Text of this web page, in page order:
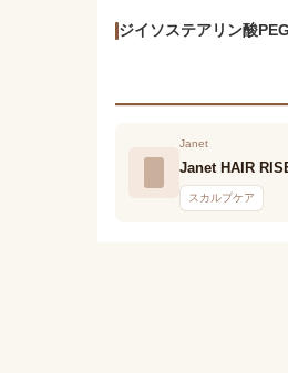
ジイソステアリン酸
Janet
Janet HAIR
スカルプケア